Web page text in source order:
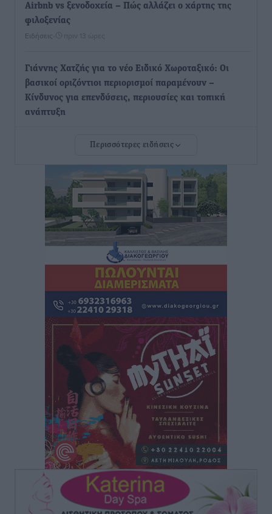
Airbnb vs ξενοδοχεία – Πώς αλλάζει ο χάρτης της
φιλοξενίας
Ειδήσεις πριν 13 ώρες
Γιάννης Χατζής για το νέο Ειδικό Χωροταξικό: Οι
βασικοί οριζόντιοι περιορισμοί παραμένουν –
Κίνδυνος για επενδύσεις, περιουσίες και τοπική
ανάπτυξη
δεν υπάρχουν περιθώρια εφησυχασμού
Ειδήσεις• πριν 13 ώρες
Στον Άγιο Νικόλαο Χάλκης ανοίγει ξανά το
ανανεωμένο εκκλησιαστικό μουσείο από τη Λέσχη
Τοπικές Ειδήσεις• πριν 13 ώρες
Ρόδος: «Βουλιάζει» από τουρίστες – Πάνω από 1 εκατ.
επιβάτες και 55 κρουαζιερόπλοια
Τοπικές Ειδήσεις πριν 13 ώρες
Γ’ Εθνική Κατηγορία: Οι ημερομηνίες των
αγωνιστικών της κανονικής περιόδου
πριν 19 ώρες
Συνελήφθησαν δύο άτομα στην Κάρπαθο για άγρα
πελατών
Τοπικές Ειδήσεις• πριν 19 ώρες
Χωρίς υποχρεωτική παρουσία μικρών στη 12άδα
Αθλητικά πριν 19 ώρες
Περισσότερες ειδήσεις